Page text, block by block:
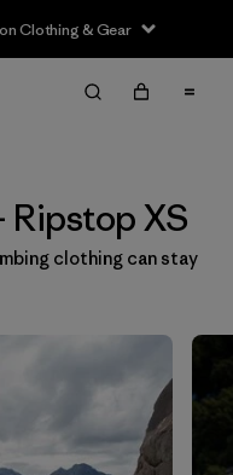
Clothing & Gear
Limpiar Todos
Ripstop XS
clothing can stay